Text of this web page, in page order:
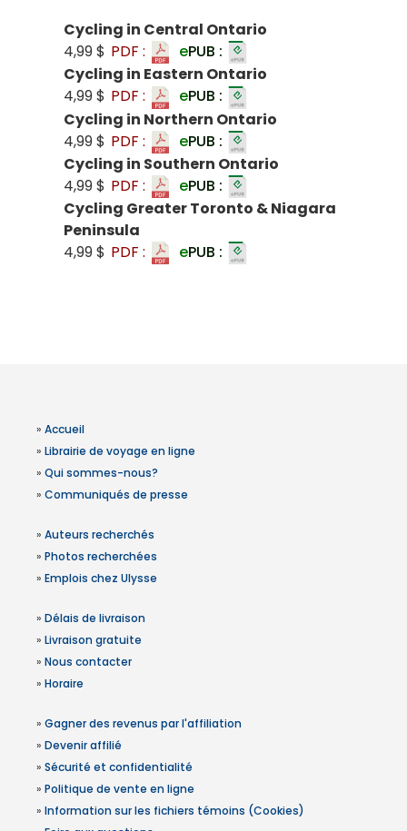
Cycling in Central Ontario
4,99 $ PDF : ePUB :
Cycling in Eastern Ontario
4,99 $ PDF : ePUB :
Cycling in Northern Ontario
4,99 $ PDF : ePUB :
Cycling in Southern Ontario
4,99 $ PDF : ePUB :
Cycling Greater Toronto & Niagara
Peninsula
4,99 $ PDF : ePUB :
» Accueil
» Librairie de voyage en ligne
» Qui sommes-nous?
» Communiqués de presse
» Auteurs recherchés
» Photos recherchées
» Emplois chez Ulysse
» Délais de livraison
» Livraison gratuite
» Nous contacter
» Horaire
» Gagner des revenus par l'affiliation
» Devenir affilié
» Sécurité et confidentialité
» Politique de vente en ligne
» Information sur les fichiers témoins (Cookies)